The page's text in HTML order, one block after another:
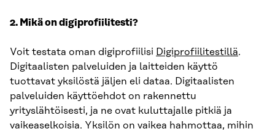
2. Mikä on digiprofiilitesti?
Voit testata oman digiprofiilisi Digiprofiilitestillä.
Digitaalisten palveluiden ja laitteiden käyttö
tuottavat yksilöstä jäljen eli dataa. Digitaalisten
palveluiden käyttöehdot on rakennettu
yrityslähtöisesti, ja ne ovat kuluttajalle pitkiä ja
vaikeaselkoisia. Yksilön on vaikea hahmottaa, mihin